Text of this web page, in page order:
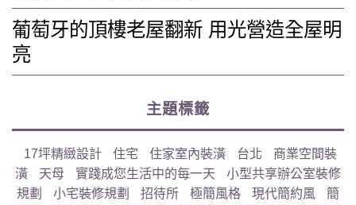
葡萄牙的頂樓老屋翻新 用光營造全屋明
亮
主題標籤
17坪精緻設計 住宅 住家室內裝潢 台北
商業空間裝
潢
天母 實踐成您生活中的每一天
小型共享辦公室裝修
規劃
小宅裝修規劃 招待所 極簡風格 現代簡約風
簡